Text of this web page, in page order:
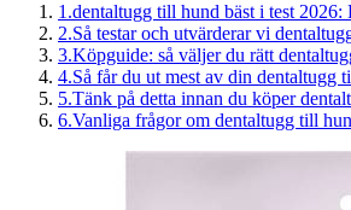
1 .dentaltugg till hund bäst i test 2026:
2.Så testar och utvärderar vi
3.Köpguide: så väljer du rätt
4.Så får du ut mest av din dentaltugg
5.Tänk på detta innan du köper
6.Vanliga frågor om dentaltugg till